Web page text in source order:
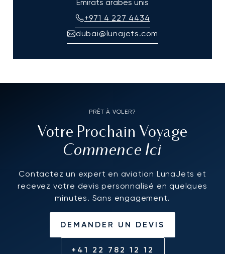
Émirats arabes unis
+971 4 227 4434
dubai@lunajets.com
PRÊT À VOLER?
Votre Prochain Voyage
Commence Ici
Contactez un expert en aviation LunaJets et
recevez votre devis personnalisé en quelques
minutes. Sans engagement.
DEMANDER UN DEVIS
+41 22 782 12 12